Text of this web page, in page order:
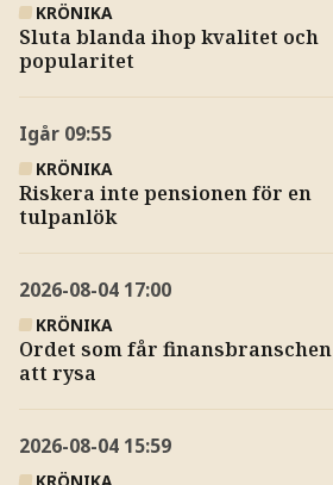
KRÖNIKA
Sluta blanda ihop kvalitet och
popularitet
Igår 09:55
KRÖNIKA
Riskera inte pensionen för en
tulpanlök
2026-08-04 17:00
KRÖNIKA
Ordet som får finansbranschen
att rysa
2026-08-04 15:59